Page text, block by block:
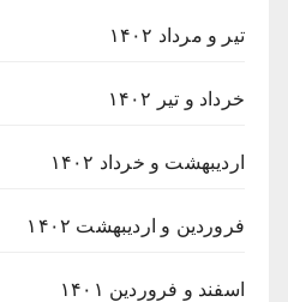
تیر و مرداد ۱۴۰۲
خرداد و تیر ۱۴۰۲
اردیبهشت و خرداد ۱۴۰۲
فروردین و اردیبهشت ۱۴۰۲
اسفند و فروردین ۱۴۰۱